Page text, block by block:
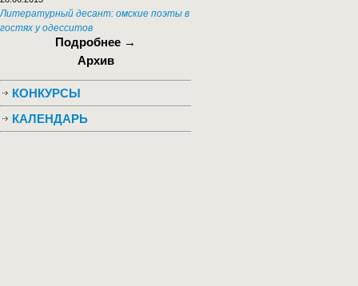
Литературный десант: омские поэты в
гостях у одесситов
Подробнее →
Архив
КОНКУРСЫ
КАЛЕНДАРЬ